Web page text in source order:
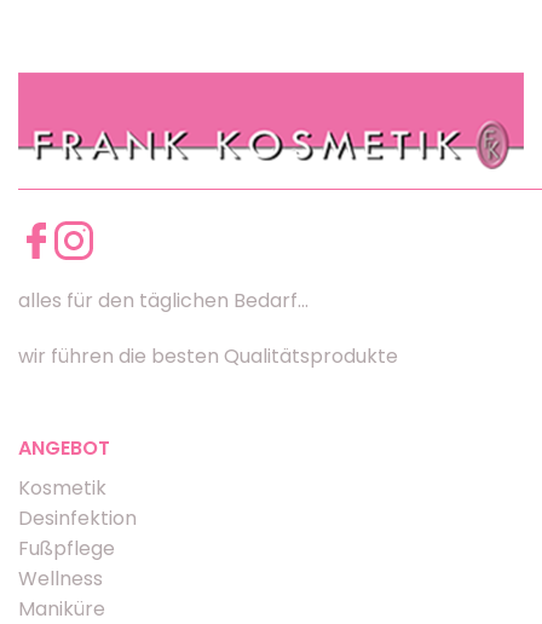
alles für den täglichen Bedarf...
wir führen die besten Qualitätsprodukte
ANGEBOT
Kosmetik
Desinfektion
Fußpflege
Wellness
Maniküre